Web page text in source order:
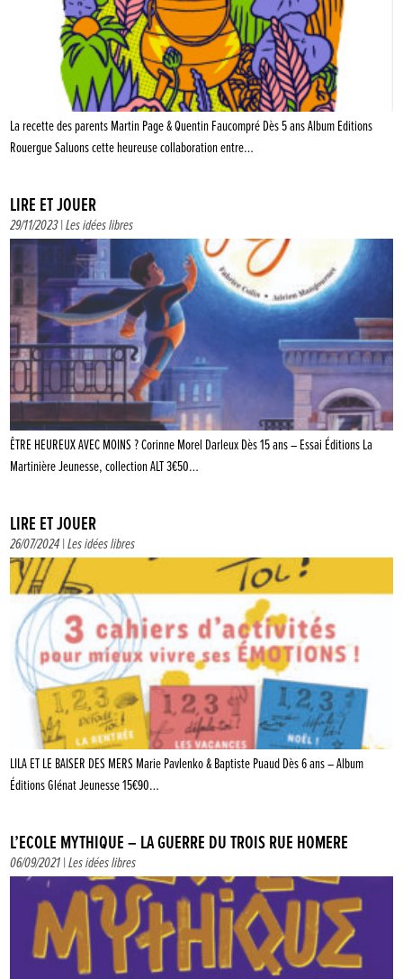
La recette des parents Martin Page & Quentin Faucompré Dès 5 ans Album Editions
Rouergue Saluons cette heureuse collaboration entre…
LIRE ET JOUER
29/11/2023 |Les idées libres
ÊTRE HEUREUX AVEC MOINS ? Corinne Morel Darleux Dès 15 ans – Essai Éditions La
Martinière Jeunesse, collection ALT 3€50…
LIRE ET JOUER
26/07/2024 |Les idées libres
LILA ET LE BAISER DES MERS Marie Pavlenko & Baptiste Puaud Dès 6 ans – Album
Éditions Glénat Jeunesse 15€90…
L’ÉCOLE MYTHIQUE – LA GUERRE DU TROIS RUE HOMÈRE
06/09/2021 |Les idées libres